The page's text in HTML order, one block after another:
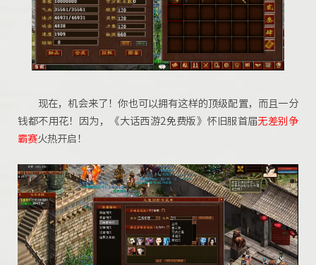
现在，机会来了！你也可以拥有这样的顶级配置，而且一分
钱都不用花！因为，《大话西游2免费版》怀旧服首届无差别争
霸赛火热开启！